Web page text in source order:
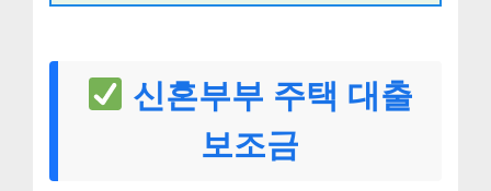
신혼부부 주택 대출
보조금